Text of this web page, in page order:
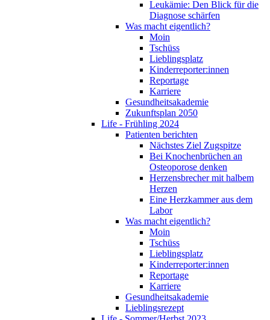
Leukämie: Den Blick für die
Diagnose schärfen
Was macht eigentlich?
Moin
Tschüss
Lieblingsplatz
Kinderreporter:innen
Reportage
Karriere
Gesundheitsakademie
Zukunftsplan 2050
Life - Frühling 2024
Patienten berichten
Nächstes Ziel Zugspitze
Bei Knochenbrüchen an
Osteoporose denken
Herzensbrecher mit halbem
Herzen
Eine Herzkammer aus dem
Labor
Was macht eigentlich?
Moin
Tschüss
Lieblingsplatz
Kinderreporter:innen
Reportage
Karriere
Gesundheitsakademie
Lieblingsrezept